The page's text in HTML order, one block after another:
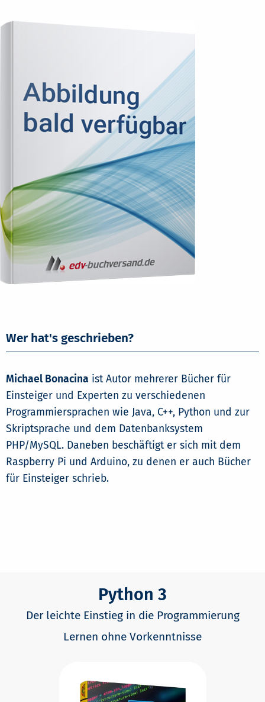
Wer hat's geschrieben?
Michael Bonacina ist Autor mehrerer Bücher für
Einsteiger und Experten zu verschiedenen
Programmiersprachen wie Java, C++, Python und zur
Skriptsprache und dem Datenbanksystem
PHP/MySQL. Daneben beschäftigt er sich mit dem
Raspberry Pi und Arduino, zu denen er auch Bücher
für Einsteiger schrieb.
Python 3
Der leichte Einstieg in die Programmierung
Lernen ohne Vorkenntnisse